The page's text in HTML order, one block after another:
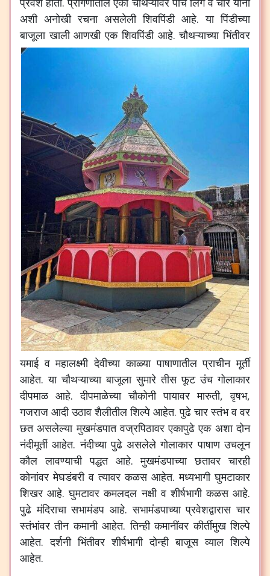
अशी अनोखी रचना असलेली शिवपिंडी आहे.या पिंडीच्या
बाजूला खाली आणखी एक शिवपिंडी आहे.चौथऱ्याच्या भिंतीवर
यमाई व महालक्ष्मी देवीच्या काळ्या पाषाणातील प्राचीन मूर्ती
आहेत.या चौथऱ्याच्या बाजूला सुमारे तीस फूट उंच गोलाकार
दीपमाळ आहे.दीपमाळेच्या चौकोनी पायावर मारुती,वृषभ,
गजराज आदी उठाव शैलीतील शिल्पे आहेत.पुढे चार स्तंभ व वर
छत असलेल्या मुखमंडपात वज्रपिठावर एकापुढे एक अशा दोन
नंदीमूर्ती आहेत.नंदीच्या पुढे असलेले गोलाकार पाषाण उचलून
कौल लावण्याची पद्धत आहे.मुखमंडपाच्या छतावर चारही
कोनांवर मेघडंबरी व त्यावर कळस आहेत.मध्यभागी घुमटाकार
शिखर आहे.घुमटावर कमलदल नक्षी व शीर्षभागी कळस आहे.
पुढे मंदिराचा सभामंडप आहे.सभामंडपाच्या प्रवेशद्वारास चार
स्तंभांवर तीन कमानी आहेत.तिन्ही कमानींवर कीर्तीमुख शिल्पे
आहेत.दर्शनी भिंतीवर शीर्षभागी दोन्ही बाजूस व्याल शिल्पे
आहेत.